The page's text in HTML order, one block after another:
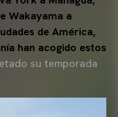
Wakayama a
de América,
han acogido estos
su temporada